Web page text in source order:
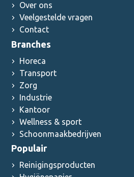
Over ons
Veelgestelde vragen
Contact
Branches
Horeca
Transport
Zorg
Industrie
Kantoor
Wellness & sport
Schoonmaakbedrijven
Populair
Reinigingsproducten